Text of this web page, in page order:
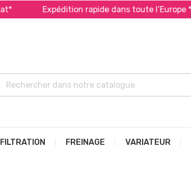
Expédition rapide dans toute l’Europe *
FILTRATION FREINAGE VARIATEUR